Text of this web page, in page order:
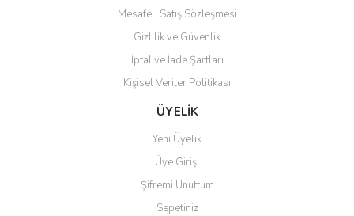
Mesafeli Satış Sözleşmesi
Gizlilik ve Güvenlik
İptal ve İade Şartları
Kişisel Veriler Politikası
ÜYELİK
Yeni Üyelik
Üye Girişi
Şifremi Unuttum
Sepetiniz